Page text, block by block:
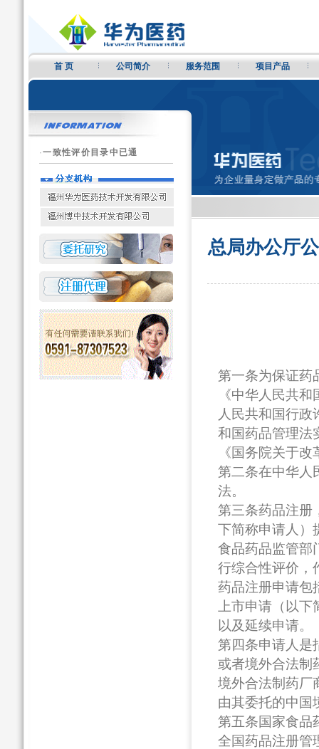
首 页 公司简介 服务范围 项目产品
·一致性评价目录中已通
总局办公厅
第一条为保证药
《中华人民共
人民共和国行
和国药品管理法
《国务院关于
第二条在中华人
法。
第三条药品注册
下简称申请人）
食品药品监管部
行综合性评价，
药品注册申请包
上市申请（以
以及延续申请。
第四条申请人是
或者境外合法制
境外合法制药厂
由其委托的中国
第五条国家食品
全国药品注册管